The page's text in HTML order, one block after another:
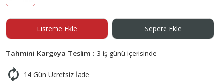
Listeme Ekle Sepete Ekle
Tahmini Kargoya Teslim : 3 iş günü içerisinde
14 Gün Ücretsiz İade